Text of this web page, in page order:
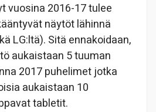
vuosina 2016-17 tulee
näytöt lähinnä
LG:ltä). Sitä ennakoidaan,
aukaistaan 5 tuuman
2017 puhelimet jotka
aukaistaan 10
tabletit.